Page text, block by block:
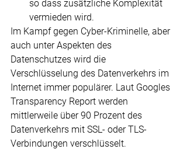
so dass zusätzliche Komplexität
vermieden wird.
Im Kampf gegen Cyber-Kriminelle, aber
auch unter Aspekten des
Datenschutzes wird die
Verschlüsselung des Datenverkehrs im
Internet immer populärer. Laut Googles
Transparency Report werden
mittlerweile über 90 Prozent des
Datenverkehrs mit SSL- oder TLS-
Verbindungen verschlüsselt.